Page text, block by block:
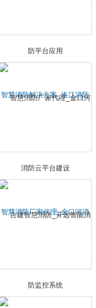
智慧消防解决方案_洛江消防
智慧消防厂家代理_金口河消